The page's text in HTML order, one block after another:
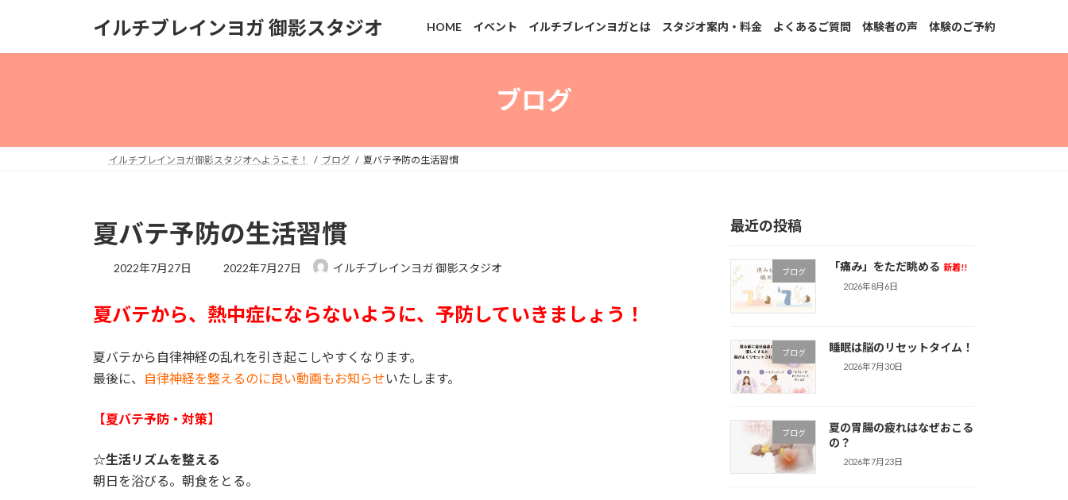
イルチブレインヨガ 御影スタジオ HOME イベント イルチブレインヨガとは スタジオ案内・料金 よくあるご質問 体験者の声 体験のご予約
ブログ
イルチブレインヨガ御影スタジオへようこそ！ ブログ 夏バテ予防の生活習慣
夏バテ予防の生活習慣
2022年7月27日
最
新
:
2022年7月27日 イルチブレインヨガ 御影スタジオ
夏バテから、熱中症にならないように、予防していきましょう！
夏バテから自律神経の乱れを引き起こしやすくなります。
最後に、
自律神経を整えるのに良い動画もお知らせいたします。
【夏バテ予防・対策】
☆生活リズムを整える
朝日を浴びる。朝食をとる。
最近の投稿
ブログ 「痛み」をただ眺める 新着!!
2026年8月6日
ブログ 睡眠は脳のリセットタイム！
2026年7月30日
ブログ
夏の胃腸の疲れはなぜおこる
の？
2026年7月23日